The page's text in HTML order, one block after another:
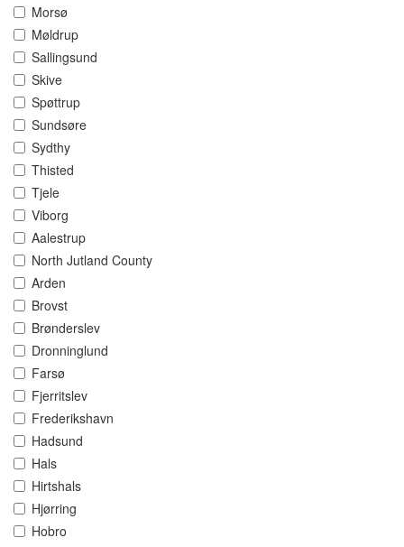
Morsø
Møldrup
Sallingsund
Skive
Spøttrup
Sundsøre
Sydthy
Thisted
Tjele
Viborg
Aalestrup
North Jutland County
Arden
Brovst
Brønderslev
Dronninglund
Farsø
Fjerritslev
Frederikshavn
Hadsund
Hals
Hirtshals
Hjørring
Hobro